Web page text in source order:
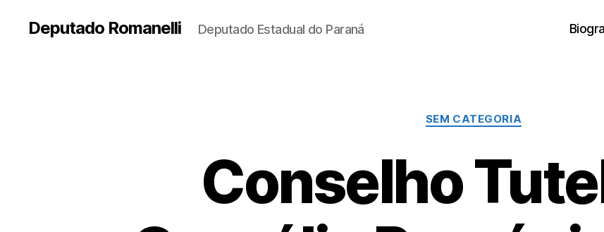
Deputado Romanelli Deputado Estadual do Paraná
Categorias
SEM CATEGORIA
Conselho